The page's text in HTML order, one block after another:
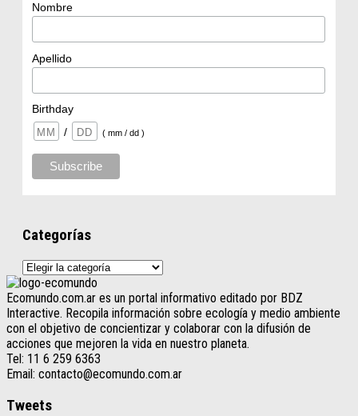
Nombre
Apellido
Birthday
/
( mm / dd )
Categorías
Categorías
Ecomundo.com.ar es un portal informativo editado por BDZ
Interactive. Recopila información sobre ecología y medio ambiente
con el objetivo de concientizar y colaborar con la difusión de
acciones que mejoren la vida en nuestro planeta.
Tel: 11 6 259 6363
Email: contacto@ecomundo.com.ar
Tweets